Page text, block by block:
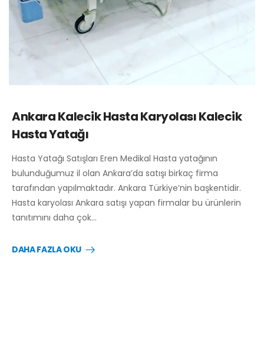
Ankara Kalecik Hasta Karyolası Kalecik
Hasta Yatağı
Hasta Yatağı Satışları Eren Medikal Hasta yatağının
bulunduğumuz il olan Ankara’da satışı birkaç firma
tarafından yapılmaktadır. Ankara Türkiye’nin başkentidir.
Hasta karyolası Ankara satışı yapan firmalar bu ürünlerin
tanıtımını daha çok…
DAHA FAZLA OKU